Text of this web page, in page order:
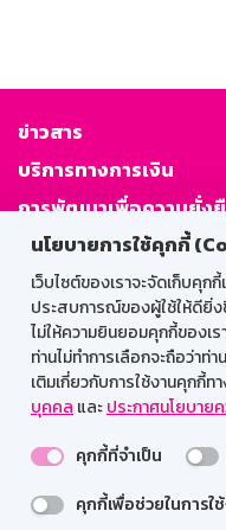
นโยบายการใช้คุกกี้
เว็บไซต์ของเราจะจัดเก็บคุ
ประสบการณ์ของผู้ใช้ให้ดียิ่ง
ไม่ให้ความยินยอมคุกกี้ของเ
ท่านไม่ทำการเลือกจะถือว่า
เติมเกี่ยวกับการใช้งานคุกกี้ท
บุคคล และประกาศนโยบาย
คุกกี้ที่จำเป็น
คุกกี้เพื่อช่วยในการใ
ข่าวสาร
บริการทางการเงิน
การพัฒนาเพื่อความยั่ง
อื่นๆ
ติดต่อเรา
สำ
Web HR